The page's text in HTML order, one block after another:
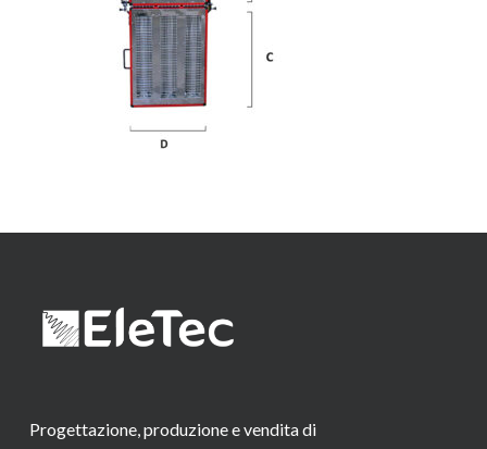
Progettazione, produzione e vendita di